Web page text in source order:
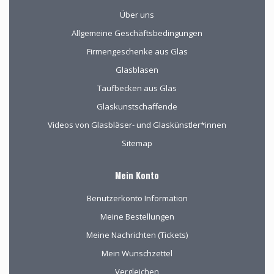
Über uns
Allgemeine Geschäftsbedingungen
Firmengeschenke aus Glas
Glasblasen
Taufbecken aus Glas
Glaskunstschaffende
Videos von Glasbläser- und Glaskünstler*innen
Sitemap
Mein Konto
Benutzerkonto Information
Meine Bestellungen
Meine Nachrichten (Tickets)
Mein Wunschzettel
Vergleichen